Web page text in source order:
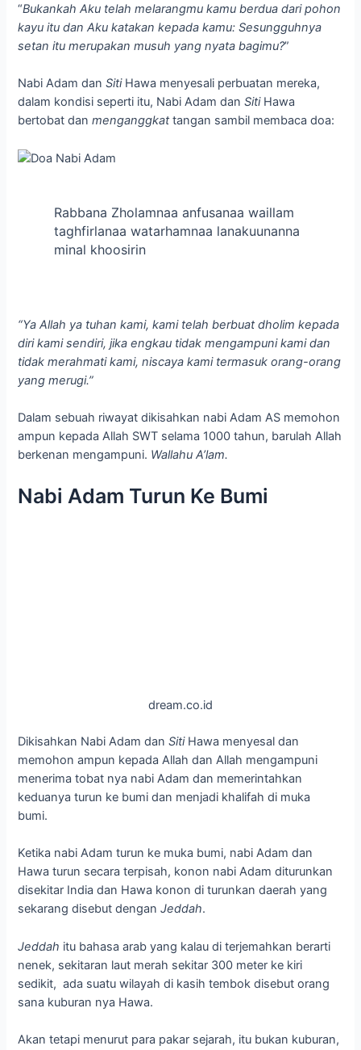
“Bukankah Aku telah melarangmu kamu berdua dari pohon
kayu itu dan Aku katakan kepada kamu: Sesungguhnya
setan itu merupakan musuh yang nyata bagimu?”
Nabi Adam danSitiHawa menyesali perbuatan mereka,
dalam kondisi seperti itu, Nabi Adam danSitiHawa
bertobat danmenganggkattangan sambil membaca doa:
Rabbana Zholamnaa anfusanaa waillam
taghfirlanaa watarhamnaa lanakuunanna
minal khoosirin
“Ya Allah ya tuhan kami, kami telah berbuat dholim kepada
diri kami sendiri, jika engkau tidak mengampuni kami dan
tidak merahmati kami, niscaya kami termasuk orang-orang
yang merugi.”
Dalam sebuah riwayat dikisahkan nabi Adam AS memohon
ampun kepada Allah SWT selama 1000 tahun, barulah Allah
berkenan mengampuni. Wallahu A’lam.
Nabi Adam Turun Ke Bumi
dream.co.id
Dikisahkan Nabi Adam danSitiHawa menyesal dan
memohon ampun kepada Allah dan Allah mengampuni
menerima tobat nya nabi Adam dan memerintahkan
keduanya turun ke bumi dan menjadi khalifah di muka
bumi.
Ketika nabi Adam turun ke muka bumi, nabi Adam dan
Hawa turun secara terpisah, konon nabi Adam diturunkan
disekitar India dan Hawa konon di turunkan daerah yang
sekarang disebut denganJeddah.
Jeddah itu bahasa arab yang kalau di terjemahkan berarti
nenek, sekitaran laut merah sekitar 300 meter ke kiri
sedikit, ada suatu wilayah di kasih tembok disebut orang
sana kuburan nya Hawa.
Akan tetapi menurut para pakar sejarah, itu bukan kuburan,